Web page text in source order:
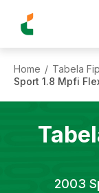
Home / Tabela
Sport 1.8 Mpfi
2003